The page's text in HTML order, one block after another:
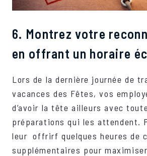
6. Montrez votre
en offrant un horaire
Lors de la dernière journée de
vacances des Fêtes, vos
d’avoir la tête ailleurs avec
préparations qui les attendent.
leur offrirf quelques heures de
supplémentaires pour